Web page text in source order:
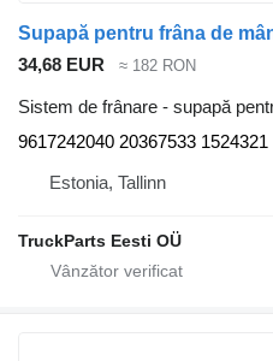
34,68 EUR ≈ 182 RON
Sistem de frânare - supapă
9617242040 20367533 1524321
Estonia, Tallinn
TruckParts Eesti OÜ